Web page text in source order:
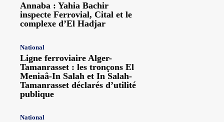
Annaba : Yahia Bachir
inspecte Ferrovial, Cital et le
complexe d’El Hadjar
National
Ligne ferroviaire Alger-
Tamanrasset : les tronçons El
Meniaâ-In Salah et In Salah-
Tamanrasset déclarés d’utilité
publique
National